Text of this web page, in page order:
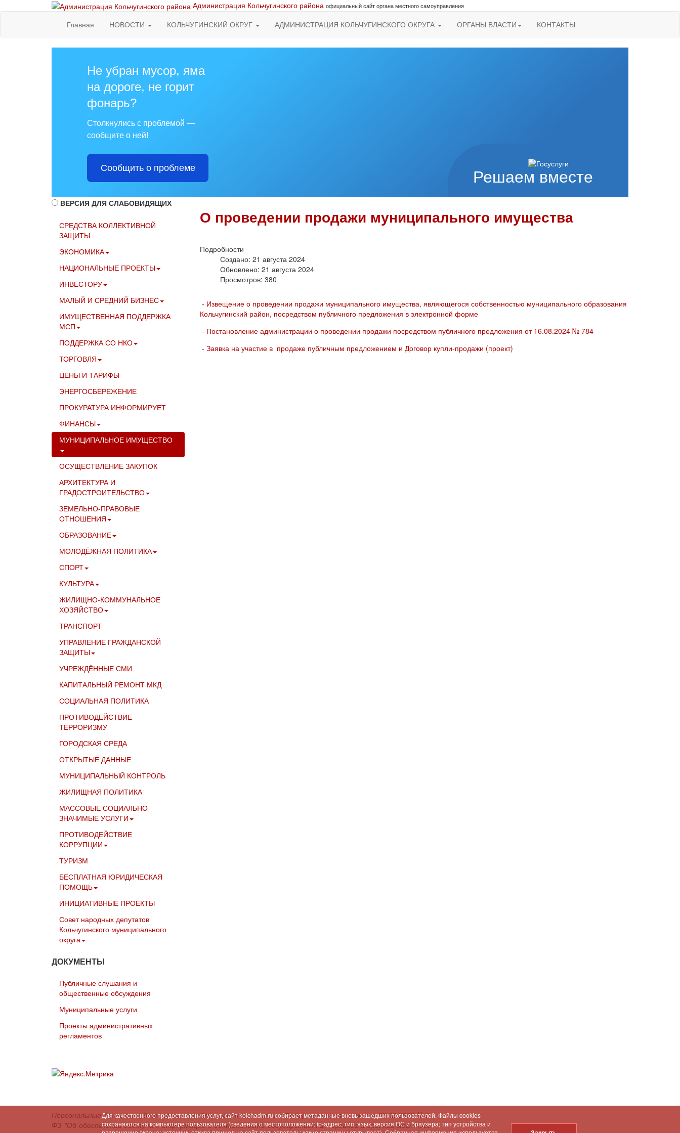
Администрация Кольчугинского района официальный сайт органа местного самоуправления
Главная НОВОСТИ КОЛЬЧУГИНСКИЙ ОКРУГ АДМИНИСТРАЦИЯ КОЛЬЧУГИНСКОГО ОКРУГА ОРГАНЫ ВЛАСТИ КОНТАКТЫ
Решаем вместе
Не убран мусор, яма
на дороге, не горит
фонарь?
Столкнулись с проблемой —
сообщите о ней!
Сообщить о проблеме
О проведении продажи муниципального имущества
Подробности
Создано: 21 августа 2024
Обновлено: 21 августа 2024
Просмотров: 380
- Извещение о проведении продажи муниципального имущества, являющегося собственностью муниципального образования
Кольчугинский район, посредством публичного предложения в электронной форме
- Постановление администрации о проведении продажи посредством публичного предложения от 16.08.2024 № 784
- Заявка на участие в продаже публичным предложением и Договор купли-продажи (проект)
ВЕРСИЯ ДЛЯ СЛАБОВИДЯЩИХ
СРЕДСТВА КОЛЛЕКТИВНОЙ
ЗАЩИТЫ
ЭКОНОМИКА
НАЦИОНАЛЬНЫЕ ПРОЕКТЫ
ИНВЕСТОРУ
МАЛЫЙ И СРЕДНИЙ БИЗНЕС
ИМУЩЕСТВЕННАЯ ПОДДЕРЖКА
МСП
ПОДДЕРЖКА СО НКО
ТОРГОВЛЯ
ЦЕНЫ И ТАРИФЫ
ЭНЕРГОСБЕРЕЖЕНИЕ
ПРОКУРАТУРА ИНФОРМИРУЕТ
ФИНАНСЫ
МУНИЦИПАЛЬНОЕ ИМУЩЕСТВО
ОСУЩЕСТВЛЕНИЕ ЗАКУПОК
АРХИТЕКТУРА И
ГРАДОСТРОИТЕЛЬСТВО
ЗЕМЕЛЬНО-ПРАВОВЫЕ
ОТНОШЕНИЯ
ОБРАЗОВАНИЕ
МОЛОДЁЖНАЯ ПОЛИТИКА
СПОРТ
КУЛЬТУРА
ЖИЛИЩНО-КОММУНАЛЬНОЕ
ХОЗЯЙСТВО
ТРАНСПОРТ
УПРАВЛЕНИЕ ГРАЖДАНСКОЙ
ЗАЩИТЫ
УЧРЕЖДЁННЫЕ СМИ
КАПИТАЛЬНЫЙ РЕМОНТ МКД
СОЦИАЛЬНАЯ ПОЛИТИКА
ПРОТИВОДЕЙСТВИЕ
ТЕРРОРИЗМУ
ГОРОДСКАЯ СРЕДА
ОТКРЫТЫЕ ДАННЫЕ
МУНИЦИПАЛЬНЫЙ КОНТРОЛЬ
ЖИЛИЩНАЯ ПОЛИТИКА
МАССОВЫЕ СОЦИАЛЬНО
ЗНАЧИМЫЕ УСЛУГИ
ПРОТИВОДЕЙСТВИЕ
КОРРУПЦИИ
ТУРИЗМ
БЕСПЛАТНАЯ ЮРИДИЧЕСКАЯ
ПОМОЩЬ
ИНИЦИАТИВНЫЕ ПРОЕКТЫ
Совет народных депутатов
Кольчугинского муниципального
округа
ДОКУМЕНТЫ
Публичные слушания и
общественные обсуждения
Муниципальные услуги
Проекты административных
регламентов
Персональные данные опубликованы на сайте в соответствии с Федеральным законом от 09.02.2009 N 8-
ФЗ "Об обеспечении доступа к информации о деятельности государственных органов и органов местного
Для качественного предоставления услуг, сайт kolchadm.ru собирает метаданные вновь зашедших пользователей. Файлы cookies
сохраняются на компьютере пользователя (сведения о местоположении; ip-адрес; тип, язык, версия ОС и браузера; тип устройства и